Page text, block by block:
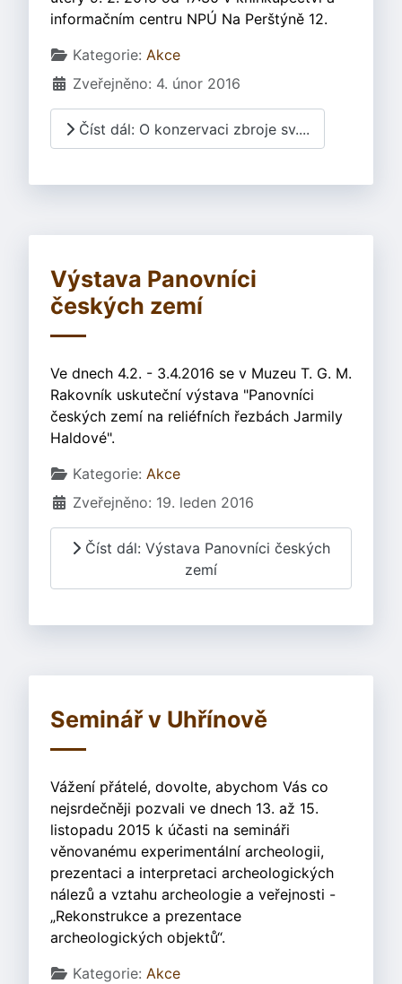
informačním centru NPÚ Na Perštýně 12.
Základní údaje
Kategorie: Akce
Zveřejněno: 4. únor 2016
Číst dál: O konzervaci zbroje sv....
Výstava Panovníci
českých zemí
Ve dnech 4.2. - 3.4.2016 se v Muzeu T. G. M.
Rakovník uskuteční výstava "Panovníci
českých zemí na reliéfních řezbách Jarmily
Haldové".
Základní údaje
Kategorie: Akce
Zveřejněno: 19. leden 2016
Číst dál: Výstava Panovníci českých
zemí
Seminář v Uhřínově
Vážení přátelé, dovolte, abychom Vás co
nejsrdečněji pozvali ve dnech 13. až 15.
listopadu 2015 k účasti na semináři
věnovanému experimentální archeologii,
prezentaci a interpretaci archeologických
nálezů a vztahu archeologie a veřejnosti -
„Rekonstrukce a prezentace
archeologických objektů“.
Základní údaje
Kategorie: Akce